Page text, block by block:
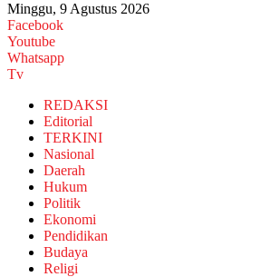
Minggu, 9 Agustus 2026
Facebook
Youtube
Whatsapp
Tv
REDAKSI
Editorial
TERKINI
Nasional
Daerah
Hukum
Politik
Ekonomi
Pendidikan
Budaya
Religi